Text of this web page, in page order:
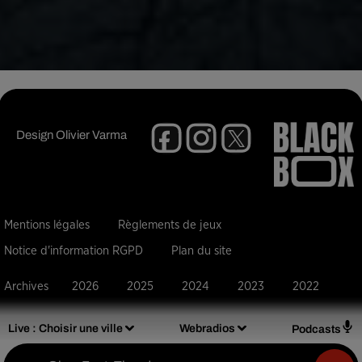
Live : Choisir une ville Webradios Podcasts
DesignOlivier Varma
Mentions légales Règlements de jeux
Notice d'information RGPD Plan du site
Archives 2026 2025 2024 2023 2022